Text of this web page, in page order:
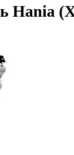
Hania